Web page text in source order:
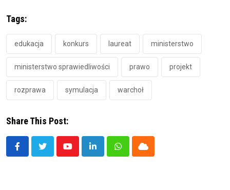
Tags:
edukacja konkurs laureat ministerstwo
ministerstwo sprawiedliwości prawo projekt
rozprawa symulacja warchoł
Share This Post:
YoutubeLinkedInWhatsappCloud